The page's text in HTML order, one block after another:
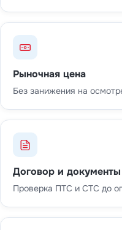
Рыночная цена
Без занижения на
Договор и документы
Проверка ПТС и СТС до